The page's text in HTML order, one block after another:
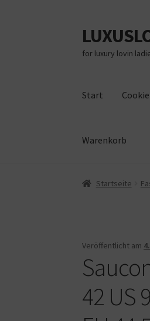
Zur
Navigation
springen
Zum
Inhalt
springen
for luxury lovin
Start
Warenkorb
Start Cookie-
Startseite
Veröffentlicht am
42 US